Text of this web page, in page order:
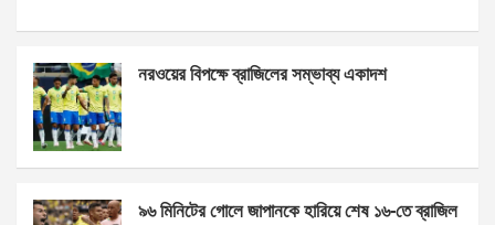
b
o
o
k
n
g
er
s
p
e
নরওয়ের বিপক্ষে ব্রাজিলের সম্ভাব্য একাদশ
৯৬ মিনিটের গোলে জাপানকে হারিয়ে শেষ ১৬-তে ব্রাজিল